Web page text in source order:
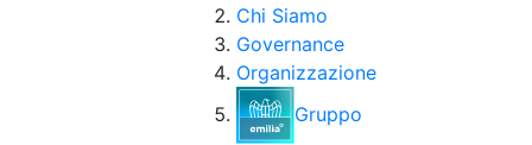
Chi Siamo
Governance
Organizzazione
Gruppo